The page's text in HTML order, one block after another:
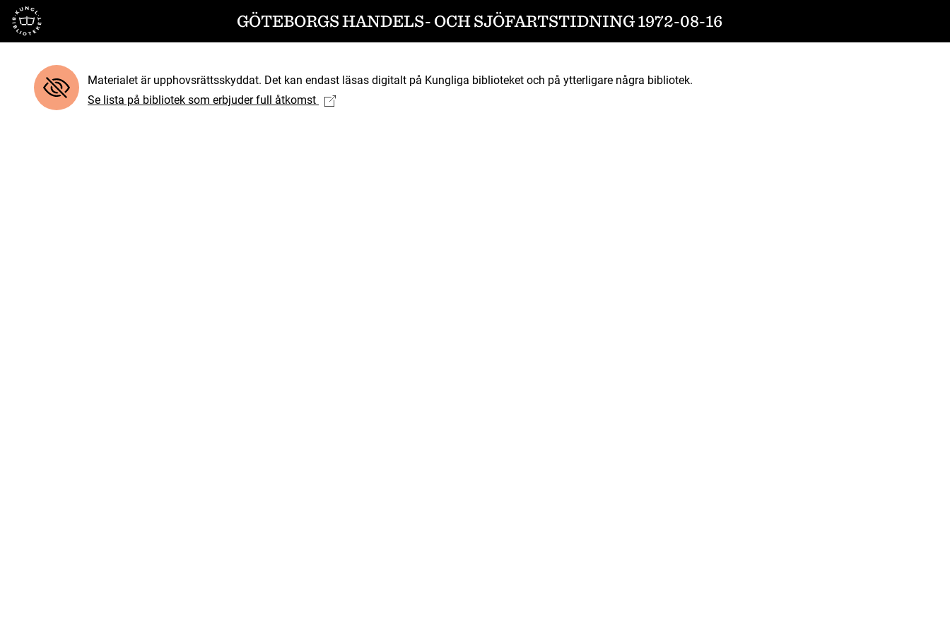
Till startsidan GÖTEBORGS HANDELS- OCH SJÖFARTSTIDNING 1972-08-16
Materialet är upphovsrättsskyddat. Det kan endast läsas digitalt på Kungliga biblioteket och på ytterligare några bibliotek.
Se lista på bibliotek som erbjuder full åtkomst